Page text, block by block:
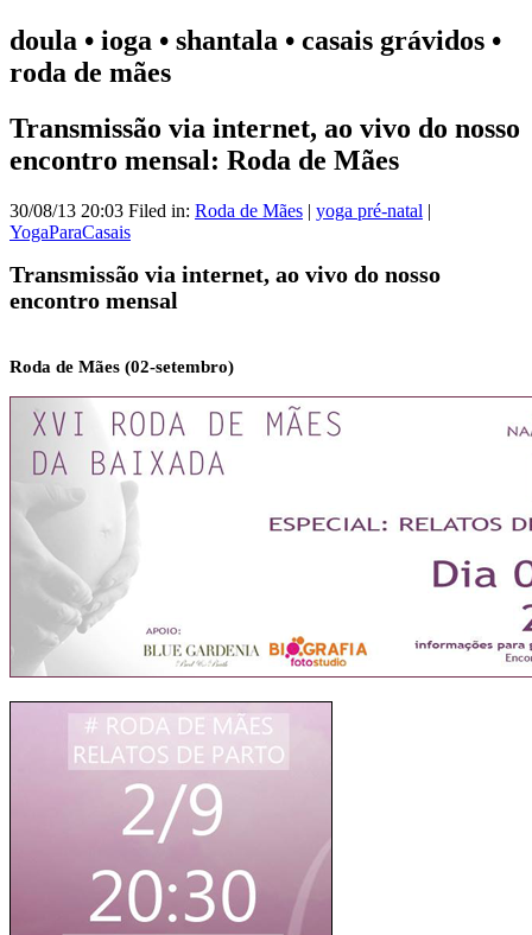
doula • ioga • shantala • casais grávidos •
roda de mães
Transmissão via internet, ao vivo do nosso
encontro mensal: Roda de Mães
30/08/13 20:03 Filed in: Roda de Mães | yoga pré-natal |
YogaParaCasais
Transmissão via internet, ao vivo do nosso
encontro mensal
Roda de Mães (02-setembro)